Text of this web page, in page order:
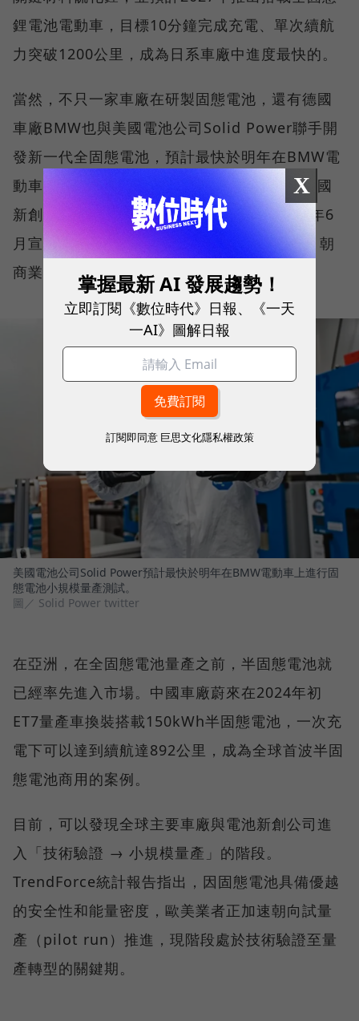
鋰電池電動車，目標10分鐘完成充電、單次續航
力突破1200公里，成為日系車廠中進度最快的。
當然，不只一家車廠在研製固態電池，還有德國
車廠BMW也與美國電池公司Solid Power聯手開
發新一代全固態電池，預計最快於明年在BMW電
動車上進行小規模量產測試。同時，另一家美國
新創固態電池公司QuantumScape，也在今年6
月宣布可以使固態電池芯製造速度加快25倍，朝
商業化量產再邁進一大步。
美國電池公司Solid Power預計最快於明年在BMW電動車上進行固
態電池小規模量產測試。
圖／ Solid Power twitter
在亞洲，在全固態電池量產之前，半固態電池就
已經率先進入市場。中國車廠蔚來在2024年初
ET7量產車換裝搭載150kWh半固態電池，一次充
電下可以達到續航達892公里，成為全球首波半固
態電池商用的案例。
目前，可以發現全球主要車廠與電池新創公司進
入「技術驗證 → 小規模量產」的階段。
TrendForce統計報告指出，因固態電池具備優越
的安全性和能量密度，歐美業者正加速朝向試量
產（pilot run）推進，現階段處於技術驗證至量
產轉型的關鍵期。
X
掌握最新 AI 發展趨勢！
立即訂閱《數位時代》日報、《一天
一AI》圖解日報
訂閱即同意 巨思文化隱私權政策